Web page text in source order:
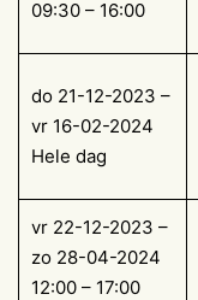
09:30 – 16:00
do 21-12-2023 –
vr 16-02-2024
Hele dag
vr 22-12-2023 –
zo 28-04-2024
12:00 – 17:00